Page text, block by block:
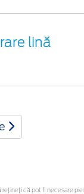
lină
că pot fi necesare